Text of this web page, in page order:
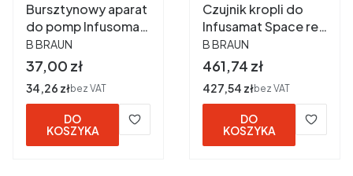
Bursztynowy aparat
do pomp Infusomat
Space / BEZ PCV /
250cm ref
8700127SP
PRODUCENT
B BRAUN
Cena
37,00 zł
Cena
34,26 złbez VAT
DO
KOSZYKA
Czujnik kropli do
Infusamat Space ref
8713175
PRODUCENT
B BRAUN
Cena
461,74 zł
Cena
427,54 złbez VAT
DO
KOSZYKA